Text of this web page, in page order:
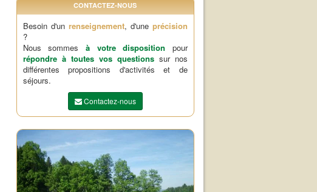
CONTACTEZ-NOUS
Besoin d'un renseignement, d'une précision
?
Nous sommes à votre disposition pour
répondre à toutes vos questionssur nos
différentes propositions d'activités et de
séjours.
Contactez-nous